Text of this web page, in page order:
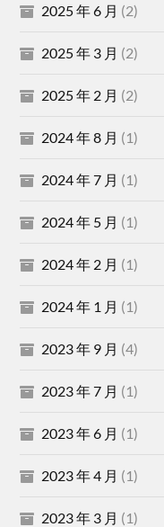
2025 年 6 月 (2)
2025 年 3 月 (2)
2025 年 2 月 (2)
2024 年 8 月 (1)
2024 年 7 月 (1)
2024 年 5 月 (1)
2024 年 2 月 (1)
2024 年 1 月 (1)
2023 年 9 月 (4)
2023 年 7 月 (1)
2023 年 6 月 (1)
2023 年 4 月 (1)
2023 年 3 月 (1)